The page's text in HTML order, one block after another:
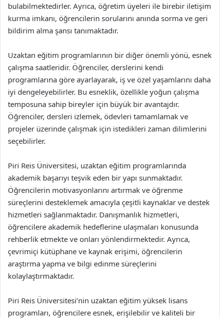
bulabilmektedirler. Ayrıca, öğretim üyeleri ile birebir iletişim
kurma imkanı, öğrencilerin sorularını anında sorma ve geri
bildirim alma şansı tanımaktadır.
Uzaktan eğitim programlarının bir diğer önemli yönü, esnek
çalışma saatleridir. Öğrenciler, derslerini kendi
programlarına göre ayarlayarak, iş ve özel yaşamlarını daha
iyi dengeleyebilirler. Bu esneklik, özellikle yoğun çalışma
temposuna sahip bireyler için büyük bir avantajdır.
Öğrenciler, dersleri izlemek, ödevleri tamamlamak ve
projeler üzerinde çalışmak için istedikleri zaman dilimlerini
seçebilirler.
Piri Reis Üniversitesi, uzaktan eğitim programlarında
akademik başarıyı teşvik eden bir yapı sunmaktadır.
Öğrencilerin motivasyonlarını artırmak ve öğrenme
süreçlerini desteklemek amacıyla çeşitli kaynaklar ve destek
hizmetleri sağlanmaktadır. Danışmanlık hizmetleri,
öğrencilere akademik hedeflerine ulaşmaları konusunda
rehberlik etmekte ve onları yönlendirmektedir. Ayrıca,
çevrimiçi kütüphane ve kaynak erişimi, öğrencilerin
araştırma yapma ve bilgi edinme süreçlerini
kolaylaştırmaktadır.
Piri Reis Üniversitesi’nin uzaktan eğitim yüksek lisans
programları, öğrencilere esnek, erişilebilir ve kaliteli bir